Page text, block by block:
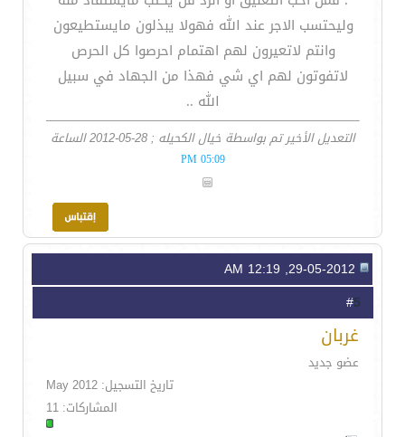
وليحتسب الاجر عند الله فهولا يبذلون مايستطيعون
وانتم لاتعيرون لهم اهتمام احرصوا كل الحرص
لاتفوتون لهم اي شي فهذا من الجهاد في سبيل
الله ..
التعديل الأخير تم بواسطة خيال الكحيله ; 28-05-2012 الساعة
05:09 PM
5
غربان
عضو جديد
تاريخ التسجيل: May 2012
المشاركات: 11